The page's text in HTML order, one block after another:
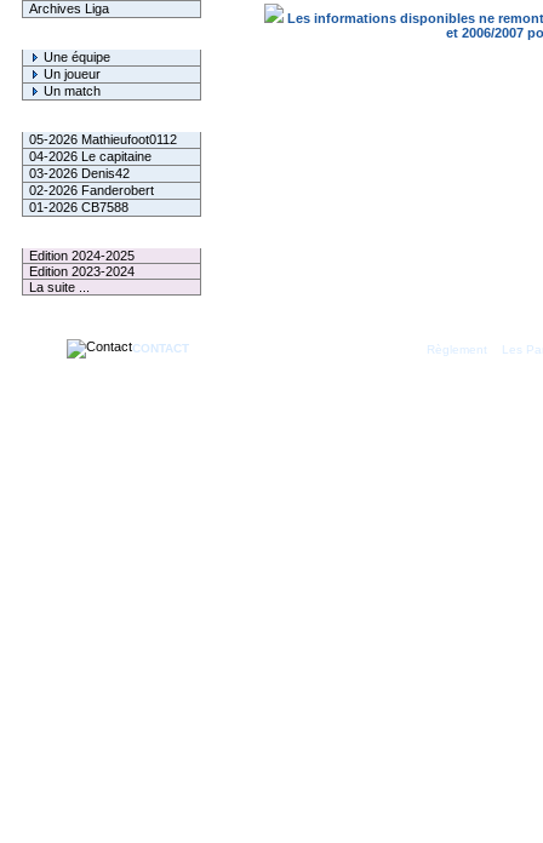
Archives Liga
Une équipe
Un joueur
Un match
05-2026 Mathieufoot0112
04-2026 Le capitaine
03-2026 Denis42
02-2026 Fanderobert
01-2026 CB7588
Edition 2024-2025
Edition 2023-2024
La suite ...
Les informations disponibles ne
et 2006/2007
CONTACT Règlement Les